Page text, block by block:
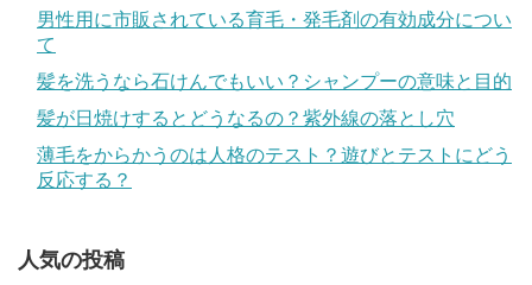
男性用に市販されている育毛・発毛剤の有効成分につい
て
髪を洗うなら石けんでもいい？シャンプーの意味と目的
髪が日焼けするとどうなるの？紫外線の落とし穴
薄毛をからかうのは人格のテスト？遊びとテストにどう
反応する？
人気の投稿